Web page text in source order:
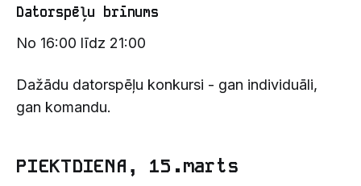
Datorspēļu brīnums
No 16:00 līdz 21:00
Dažādu datorspēļu konkursi - gan individuāli,
gan komandu.
PIEKTDIENA, 15.marts